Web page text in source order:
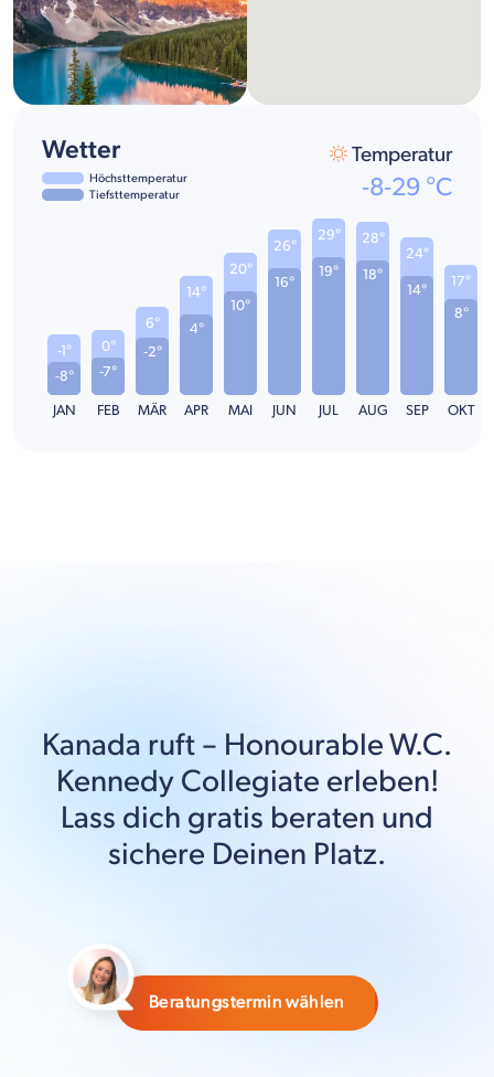
Wetter
Höchsttemperatur
Tiefsttemperatur
Temperatur
-8-29 °C
-8°
-1°
JAN
-7°
0°
FEB
-2°
6°
MÄR
4°
14°
APR
10°
20°
MAI
16°
26°
JUN
19°
29°
JUL
18°
28°
AUG
14°
24°
SEP
8°
17°
OKT
Kanada ruft – Honourable W.C.
Kennedy Collegiate erleben!
Lass dich gratis beraten und
sichere Deinen Platz.
Beratungstermin wählen